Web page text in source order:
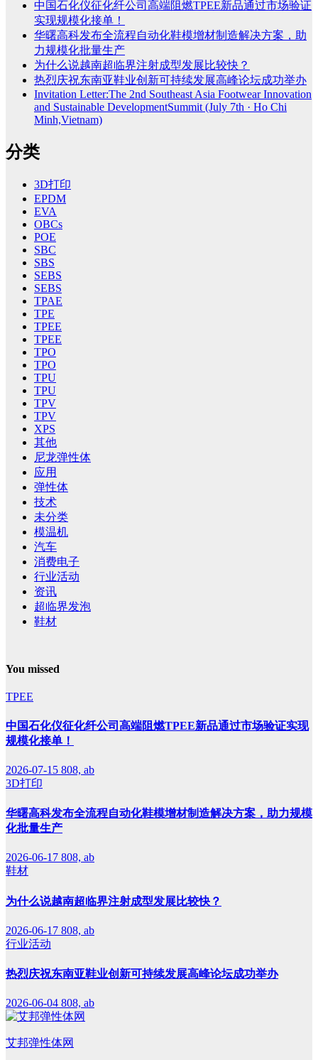
中国石化仪征化纤公司高端阻燃TPEE新品通过市场验证
实现规模化接单！
华曙高科发布全流程自动化鞋模增材制造解决方案，助
力规模化批量生产
为什么说越南超临界注射成型发展比较快？
热烈庆祝东南亚鞋业创新可持续发展高峰论坛成功举办
Invitation Letter:The 2nd Southeast Asia Footwear Innovation
and Sustainable DevelopmentSummit (July 7th · Ho Chi
Minh,Vietnam)
分类
3D打印
EPDM
EVA
OBCs
POE
SBC
SBS
SEBS
SEBS
TPAE
TPE
TPEE
TPEE
TPO
TPO
TPU
TPU
TPV
TPV
XPS
其他
尼龙弹性体
应用
弹性体
技术
未分类
模温机
汽车
消费电子
行业活动
资讯
超临界发泡
鞋材
You missed
TPEE
中国石化仪征化纤公司高端阻燃TPEE新品通过市场验证实现
规模化接单！
2026-07-15 808, ab
3D打印
华曙高科发布全流程自动化鞋模增材制造解决方案，助力规模
化批量生产
2026-06-17 808, ab
鞋材
为什么说越南超临界注射成型发展比较快？
2026-06-17 808, ab
行业活动
热烈庆祝东南亚鞋业创新可持续发展高峰论坛成功举办
2026-06-04 808, ab
艾邦弹性体网